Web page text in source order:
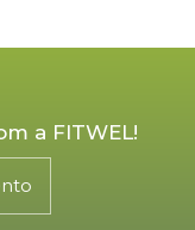
a FITWEL!